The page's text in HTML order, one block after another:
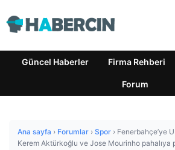
Güncel Haberler Firma Rehberi
Forum
Ana sayfa › Forumlar › Spor › Fenerbahçe’ye
Kerem Aktürkoğlu ve Jose Mourinho pahalıya